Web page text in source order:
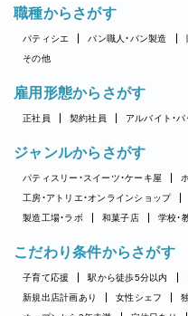
職種からさがす
パティシエ パン職人・パン製造
その他
雇用形態からさがす
正社員 契約社員 アルバイト・パ
ジャンルからさがす
パティスリー・スイーツ・ケーキ屋
工房・アトリエ・オンラインショップ
製造工場・ラボ
和菓子店 学校・
こだわり条件からさがす
子育て応援 駅から徒歩5分以内
新規出店計画あり
女性シェフ